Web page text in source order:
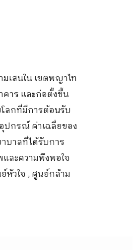
เสนใน เขตพญาไท
คาร และก่อตั้งขึ้น
ลกที่มีการต้อนรับ
ปกรณ์ ค่าเฉลี่ยของ
บาลที่ได้รับการ
ละความพึงพอใจ
หัวใจ , ศูนย์กล้าม